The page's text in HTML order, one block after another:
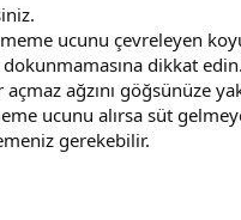
ucunu çevreleyen
dokunmamasına dikkat edin.
ağzını göğsünüze
ucunu alırsa süt
gerekebilir.